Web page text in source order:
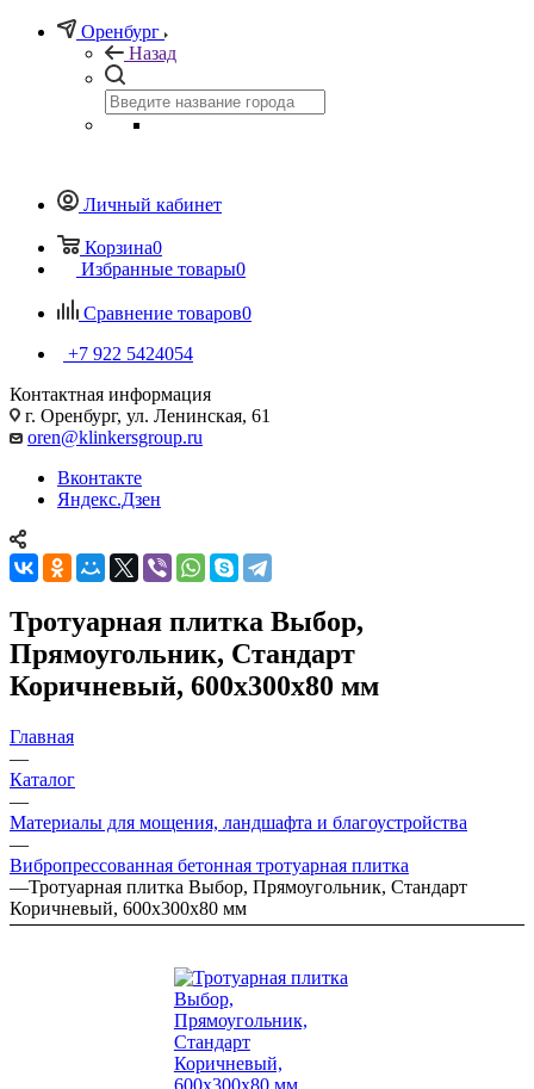
Оренбург
Назад
Личный кабинет
Корзина0
Избранные товары0
Сравнение товаров0
+7 922 5424054
Контактная информация
г. Оренбург, ул. Ленинская, 61
oren@klinkersgroup.ru
Вконтакте
Яндекс.Дзен
Тротуарная плитка Выбор,
Прямоугольник, Стандарт
Коричневый, 600х300х80 мм
Главная
—
Каталог
—
Материалы для мощения, ландшафта и благоустройства
—
Вибропрессованная бетонная тротуарная плитка
—Тротуарная плитка Выбор, Прямоугольник, Стандарт
Коричневый, 600х300х80 мм